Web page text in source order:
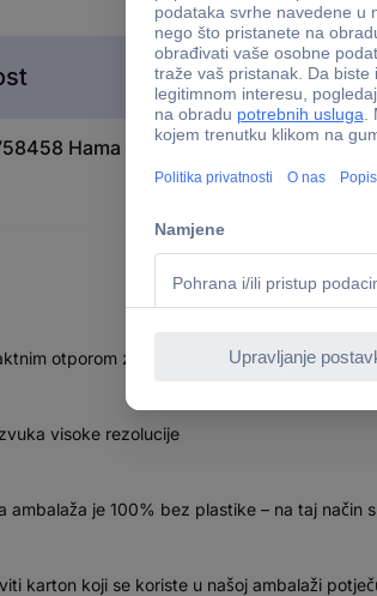
Hama 00202017 Toslink audio
otporom za pouzdan prijenos signala
visoke rezolucije
ambalaža je 100% bez plastike – na taj način
karton koji se koriste u našoj ambalaži